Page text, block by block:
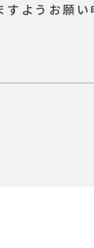
ようお願い